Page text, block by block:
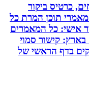
ביקור
של עד 24 מאמרי תוכן המרת כל
כל המאמרים
קישור סמוי
הראשי של